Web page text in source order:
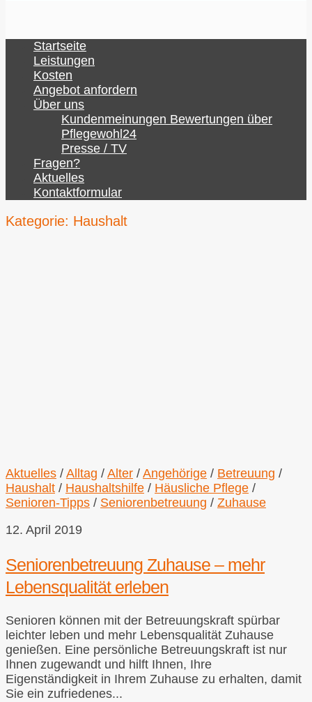
Startseite
Leistungen
Kosten
Angebot anfordern
Über uns
Kundenmeinungen Bewertungen über
Pflegewohl24
Presse / TV
Fragen?
Aktuelles
Kontaktformular
Kategorie: Haushalt
Aktuelles / Alltag / Alter / Angehörige / Betreuung /
Haushalt / Haushaltshilfe / Häusliche Pflege /
Senioren-Tipps / Seniorenbetreuung / Zuhause
12. April 2019
Seniorenbetreuung Zuhause – mehr
Lebensqualität erleben
Senioren können mit der Betreuungskraft spürbar
leichter leben und mehr Lebensqualität Zuhause
genießen. Eine persönliche Betreuungskraft ist nur
Ihnen zugewandt und hilft Ihnen, Ihre
Eigenständigkeit in Ihrem Zuhause zu erhalten, damit
Sie ein zufriedenes...